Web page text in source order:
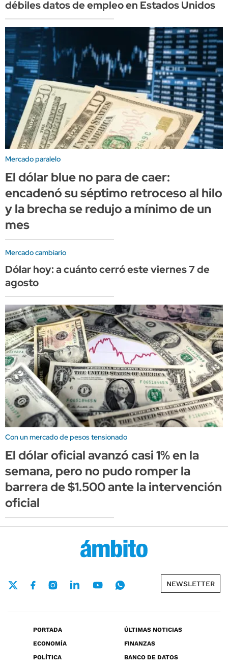
débiles datos de empleo en Estados Unidos
Mercado paralelo
El dólar blue no para de caer:
encadenó su séptimo retroceso al hilo
y la brecha se redujo a mínimo de un
mes
Mercado cambiario
Dólar hoy: a cuánto cerró este viernes 7 de
agosto
Con un mercado de pesos tensionado
El dólar oficial avanzó casi 1% en la
semana, pero no pudo romper la
barrera de $1.500 ante la intervención
oficial
NEWSLETTER
PORTADA
ÚLTIMAS NOTICIAS
ECONOMÍA
FINANZAS
POLÍTICA
BANCO DE DATOS